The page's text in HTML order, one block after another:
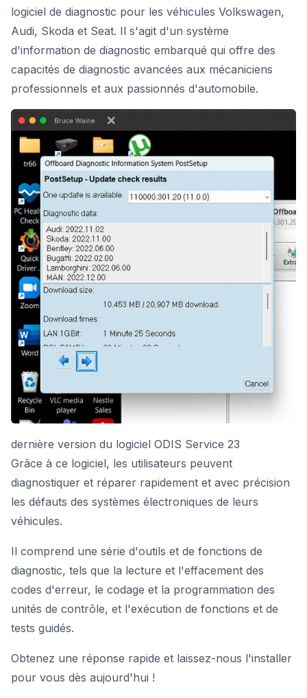
logiciel de diagnostic pour les véhicules Volkswagen,
Audi, Skoda et Seat. Il s'agit d'un système
d'information de diagnostic embarqué qui offre des
capacités de diagnostic avancées aux mécaniciens
professionnels et aux passionnés d'automobile.
dernière version du logiciel ODIS Service 23
Grâce à ce logiciel, les utilisateurs peuvent
diagnostiquer et réparer rapidement et avec précision
les défauts des systèmes électroniques de leurs
véhicules.
Il comprend une série d'outils et de fonctions de
diagnostic, tels que la lecture et l'effacement des
codes d'erreur, le codage et la programmation des
unités de contrôle, et l'exécution de fonctions et de
tests guidés.
Obtenez une réponse rapide et laissez-nous l'installer
pour vous dès aujourd'hui !